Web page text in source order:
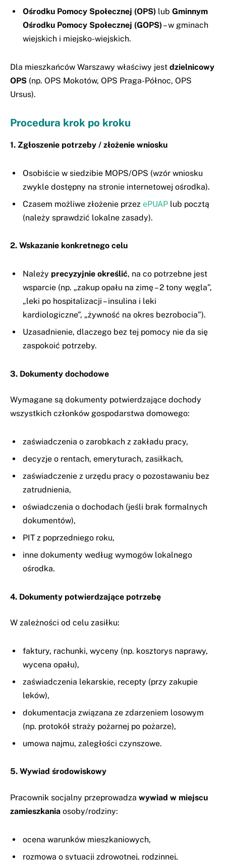
Ośrodku Pomocy Społecznej (OPS) lub Gminnym
Ośrodku Pomocy Społecznej (GOPS) – w gminach
wiejskich i miejsko-wiejskich.
Dla mieszkańców Warszawy właściwy jest dzielnicowy
OPS (np. OPS Mokotów, OPS Praga-Północ, OPS
Ursus).
Procedura krok po kroku
1. Zgłoszenie potrzeby / złożenie wniosku
Osobiście w siedzibie MOPS/OPS (wzór wniosku
zwykle dostępny na stronie internetowej ośrodka).
Czasem możliwe złożenie przez ePUAP lub pocztą
(należy sprawdzić lokalne zasady).
2. Wskazanie konkretnego celu
Należy precyzyjnie określić, na co potrzebne jest
wsparcie (np. „zakup opału na zimę – 2 tony węgla”,
„leki po hospitalizacji – insulina i leki
kardiologiczne”, „żywność na okres bezrobocia”).
Uzasadnienie, dlaczego bez tej pomocy nie da się
zaspokoić potrzeby.
3. Dokumenty dochodowe
Wymagane są dokumenty potwierdzające dochody
wszystkich członków gospodarstwa domowego:
zaświadczenia o zarobkach z zakładu pracy,
decyzje o rentach, emeryturach, zasiłkach,
zaświadczenie z urzędu pracy o pozostawaniu bez
zatrudnienia,
oświadczenia o dochodach (jeśli brak formalnych
dokumentów),
PIT z poprzedniego roku,
inne dokumenty według wymogów lokalnego
ośrodka.
4. Dokumenty potwierdzające potrzebę
W zależności od celu zasiłku:
faktury, rachunki, wyceny (np. kosztorys naprawy,
wycena opału),
zaświadczenia lekarskie, recepty (przy zakupie
leków),
dokumentacja związana ze zdarzeniem losowym
(np. protokół straży pożarnej po pożarze),
umowa najmu, zaległości czynszowe.
5. Wywiad środowiskowy
Pracownik socjalny przeprowadza wywiad w miejscu
zamieszkania osoby/rodziny:
ocena warunków mieszkaniowych,
rozmowa o sytuacji zdrowotnej, rodzinnej,